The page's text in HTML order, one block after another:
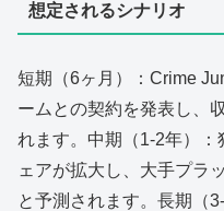
想定されるシナリオ
短期（6ヶ月）：Crime
ームとの契約を発表し、
れます。中期（1-2年）
ェアが拡大し、大手プラ
と予測されます。長期（